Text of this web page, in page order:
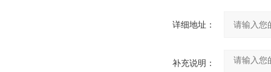
详细地址：
补充说明：